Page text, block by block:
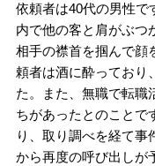
ご依頼者から
無料相談の口
刑事事件につい
依頼者は40代の男性で
内で他の客と肩がぶつ
相手の襟首を掴んで顔
頼者は酒に酔っており
た。また、無職で転職
ちがあったとのことで
り、取り調べを経て事
から再度の呼び出しが